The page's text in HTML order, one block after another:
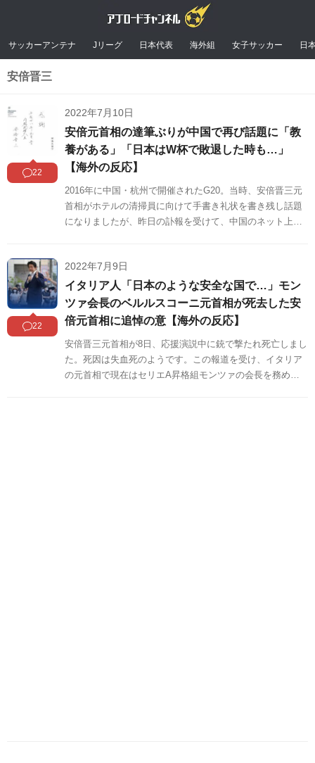
サッカーアンテナ Jリーグ 日本代表 海外組 女子サッカー 日
安倍晋三
22
2022年7月10日
安倍元首相の達筆ぶりが中国で再び話題に「教
養がある」「日本はW杯で敗退した時も…」
【海外の反応】
2016年に中国・杭州で開催されたG20。当時、安倍晋三元
首相がホテルの清掃員に向けて手書き礼状を書き残し話題
になりましたが、昨日の訃報を受けて、中国のネット上で
22
2022年7月9日
イタリア人「日本のような安全な国で…」モン
ツァ会長のベルルスコーニ元首相が死去した安
倍元首相に追悼の意【海外の反応】
安倍晋三元首相が8日、応援演説中に銃で撃たれ死亡しまし
た。死因は失血死のようです。この報道を受け、イタリア
の元首相で現在はセリエA昇格組モンツァの会長を務める